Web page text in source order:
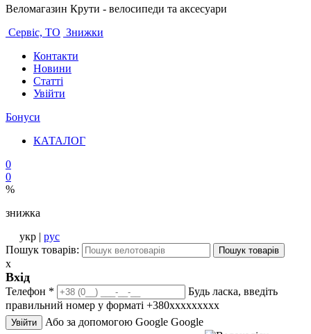
Веломагазин Крути - велосипеди та аксесуари
Сервіс, ТО Знижки
Контакти
Новини
Статті
Увійти
Бонуси
КАТАЛОГ
0
0
%
знижка
укр | рус
Пошук товарів:
Пошук товарів
x
Вхід
Телефон *
Будь ласка, введіть
правильний номер у форматі +380ххххххххх
Увійти Або за допомогою Google Google